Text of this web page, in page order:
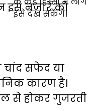
इस नजारे को
सफेद या
कारण है।
से होकर गुजरती